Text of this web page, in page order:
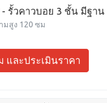
- รั้วคาวบอย 3 ชั้น มีฐาน
มสูง 120 ซม
และประเมินราคา